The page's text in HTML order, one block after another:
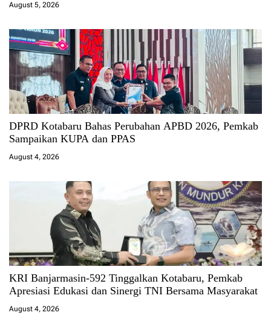
August 5, 2026
DPRD Kotabaru Bahas Perubahan APBD 2026, Pemkab
Sampaikan KUPA dan PPAS
August 4, 2026
KRI Banjarmasin-592 Tinggalkan Kotabaru, Pemkab
Apresiasi Edukasi dan Sinergi TNI Bersama Masyarakat
August 4, 2026